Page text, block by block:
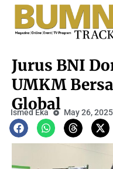
Jurus BNI
UMKM
Global
Ismed Eka May 26, 2025